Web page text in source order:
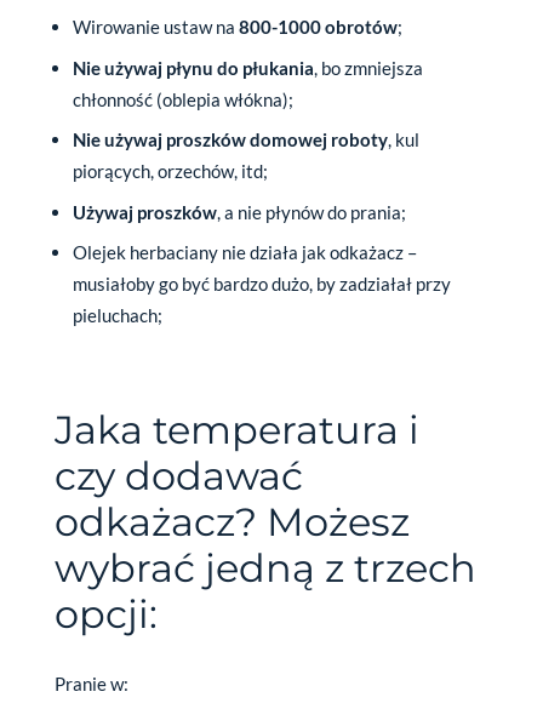
Wirowanie ustaw na 800-1000 obrotów;
Nie używaj płynu do płukania, bo zmniejsza
chłonność (oblepia włókna);
Nie używaj proszków domowej roboty, kul
piorących, orzechów, itd;
Używaj proszków, a nie płynów do prania;
Olejek herbaciany nie działa jak odkażacz –
musiałoby go być bardzo dużo, by zadziałał przy
pieluchach;
Jaka temperatura i
czy dodawać
odkażacz? Możesz
wybrać jedną z trzech
opcji:
Pranie w: